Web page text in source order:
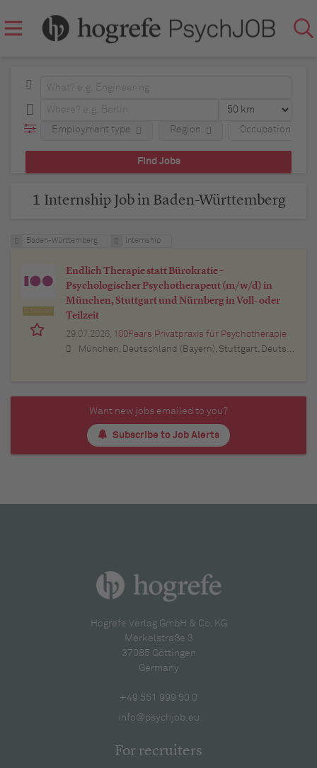
Occupational
Employment type Region
1 Internship Job in Baden-Württemberg
Baden-Württemberg Internship
Endlich Therapie statt Bürokratie –
Psychologischer Psychotherapeut (m/w/d) in
München, Stuttgart und Nürnberg in Voll- oder
Teilzeit
29.07.2026, 100Fears Privatpraxis für Psychotherapie
München, Deutschland (Bayern), Stuttgart, Deutschland (Baden-Württemberg), Nürnberg, Deutschland (Bayern), Esslingen am Neckar, Deutschland (Baden-Württemberg), Ludwigsburg, Deutschland (Baden-Württemberg), Sindelfingen, Deutschland (Baden-Württemberg), Böblingen, Deutschland (Baden-Württemberg), Waiblingen, Deutschland (Baden-Württemberg), Heilbronn, Deutschland (Baden-Württemberg), Reutlingen, Deutschland (Baden-Württemberg), Tübingen, Deutschland (Baden-Württemberg), Aalen, Deutschland (Baden-Württemberg), Schwäbisch Gmünd, Deutschland (Baden-Württemberg), Karlsruhe, Deutschland (Baden-Württemberg), Mannheim, Deutschland (Baden-Württemberg), Ulm, Deutschland (Baden-Württemberg), Pforzheim, Deutschland (Baden-Württemberg), Offenburg, Deutschland (Baden-Württemberg), Göppingen, Deutschland (Baden-Württemberg), Baden-Baden, Deutschland (Baden-Württemberg), Heidenheim an der Brenz, Deutschland (Baden-Württemberg), Ingolstadt, Deutschland (Bayern), Erlangen, Deutschland (Bayern), Regensburg, Deutschland (Bayern), Bamberg, Deutschland (Bayern), Bayreuth, Deutschland (Bayern)
Want new jobs emailed to you?
Subscribe to Job Alerts
Hogrefe Verlag GmbH & Co. KG
Merkelstraße 3
37085 Göttingen
Germany
+49 551 999 50 0
info@psychjob.eu
For recruiters